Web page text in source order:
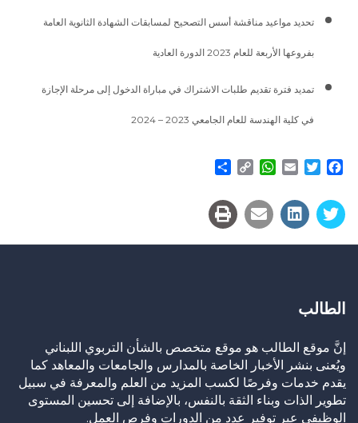
تحديد مواعيد مناقشة أسس التصحيح لمسابقات الشهادة الثانوية العامة
بفروعها الأربعة للعام 2023 الدورة العادية
تمديد فترة تقديم طلبات الاشتراك في مباراة الدخول إلى مرحلة الإجازة
في كلية الهندسة للعام الجامعي 2023 – 2024
Facebook
Twitter
Email
WhatsApp
Copy
الطالب
إنَّ موقع الطالب هو موقع متخصص بالشأن التربوي اللبناني
ويُعنى بنشر الأخبار الخاصة بالمدارس والجامعات والمعاهد كما
يقدم خدمات وفرصًا لكسب المزيد من العلم والمعرفة في سبيل
تطوير الذات وبناء الثقة بالنفس، بالإضافة إلى تحسين المستوى
الوظيفي عبر توفير عدد من الدورات وفرص العمل.